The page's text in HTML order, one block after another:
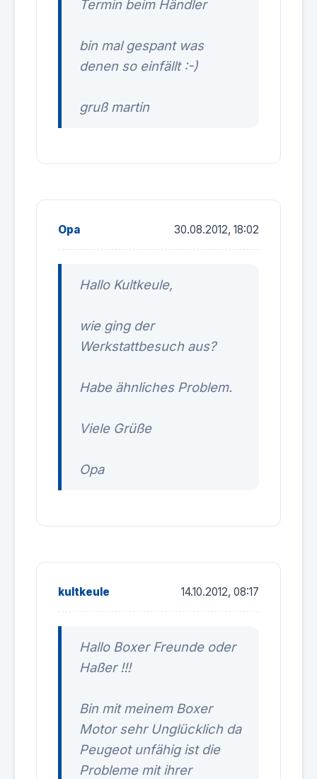
Termin beim Händler
bin mal gespant was
denen so einfällt :-)
gruß martin
Opa 30.08.2012, 18:02
Hallo Kultkeule,
wie ging der
Werkstattbesuch aus?
Habe ähnliches Problem.
Viele Grüße
Opa
kultkeule 14.10.2012, 08:17
Hallo Boxer Freunde oder
Haßer !!!
Bin mit meinem Boxer
Motor sehr Unglücklich da
Peugeot unfähig ist die
Probleme mit ihrer